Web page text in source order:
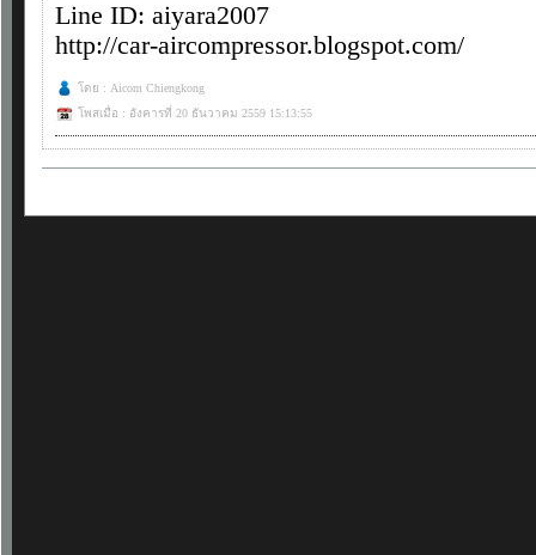
Line ID: aiyara2007
http://car-aircompressor.blogspot.com/
โดย : Aicom Chiengkong
โพสเมื่อ : อังคารที่ 20 ธันวาคม 2559 15:13:55